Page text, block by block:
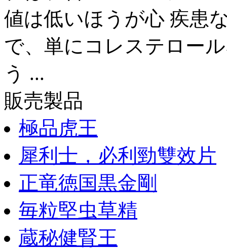
値は低いほうが心 疾患
で、単にコレステロー
う ...
販売製品
極品虎王
犀利士，必利勁雙效片
正竜徳国黒金剛
毎粒堅虫草精
蔵秘健腎王